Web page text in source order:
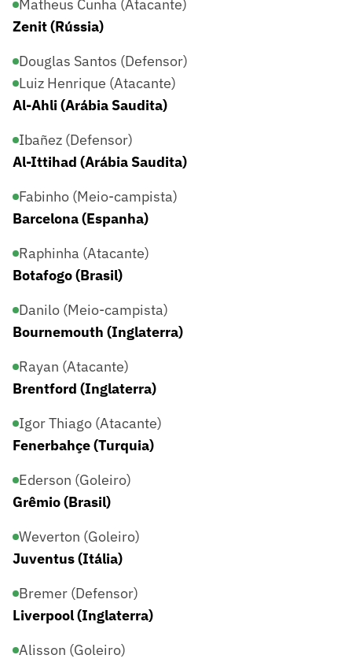
Matheus Cunha (Atacante)
Zenit (Rússia)
Douglas Santos (Defensor)
Luiz Henrique (Atacante)
Al-Ahli (Arábia Saudita)
Ibañez (Defensor)
Al-Ittihad (Arábia Saudita)
Fabinho (Meio-campista)
Barcelona (Espanha)
Raphinha (Atacante)
Botafogo (Brasil)
Danilo (Meio-campista)
Bournemouth (Inglaterra)
Rayan (Atacante)
Brentford (Inglaterra)
Igor Thiago (Atacante)
Fenerbahçe (Turquia)
Ederson (Goleiro)
Grêmio (Brasil)
Weverton (Goleiro)
Juventus (Itália)
Bremer (Defensor)
Liverpool (Inglaterra)
Alisson (Goleiro)